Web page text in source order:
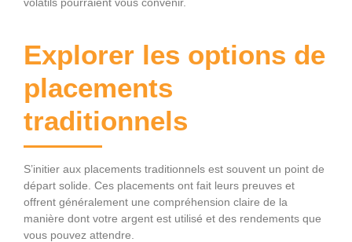
Explorer les options de
placements
traditionnels
S’initier aux placements traditionnels est souvent un point de
départ solide. Ces placements ont fait leurs preuves et
offrent généralement une compréhension claire de la
manière dont votre argent est utilisé et des rendements que
vous pouvez attendre.